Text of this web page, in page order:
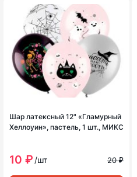
Шар латексный 12" «Гламурный
Хеллоуин», пастель, 1 шт., МИКС
10 ₽ /шт 20 ₽